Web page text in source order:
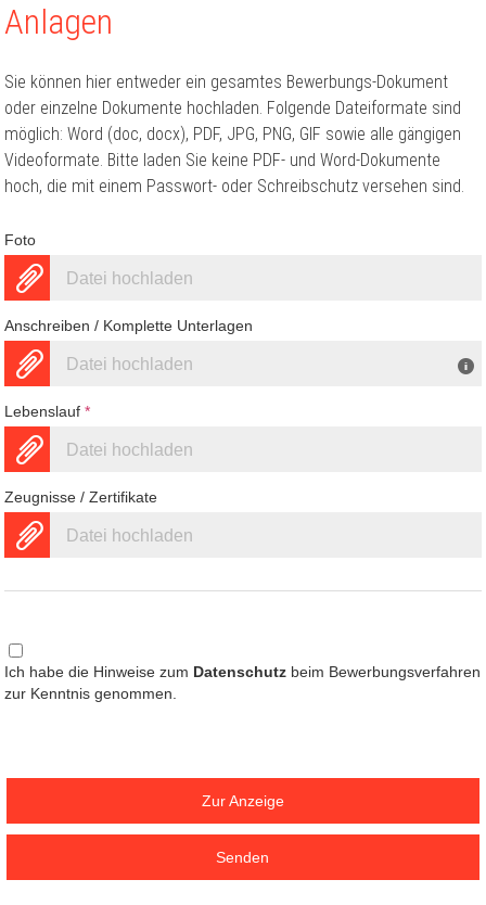
Anlagen
Sie können hier entweder ein gesamtes Bewerbungs-Dokument
oder einzelne Dokumente hochladen. Folgende Dateiformate sind
möglich: Word (doc, docx), PDF, JPG, PNG, GIF sowie alle gängigen
Videoformate. Bitte laden Sie keine PDF- und Word-Dokumente
hoch, die mit einem Passwort- oder Schreibschutz versehen sind.
Foto
Datei hochladen
Anschreiben / Komplette Unterlagen
Datei hochladen
Lebenslauf*
Datei hochladen
Zeugnisse / Zertifikate
Datei hochladen
Ich habe die Hinweise zum Datenschutz beim Bewerbungsverfahren
zur Kenntnis genommen.
Zur Anzeige
Senden